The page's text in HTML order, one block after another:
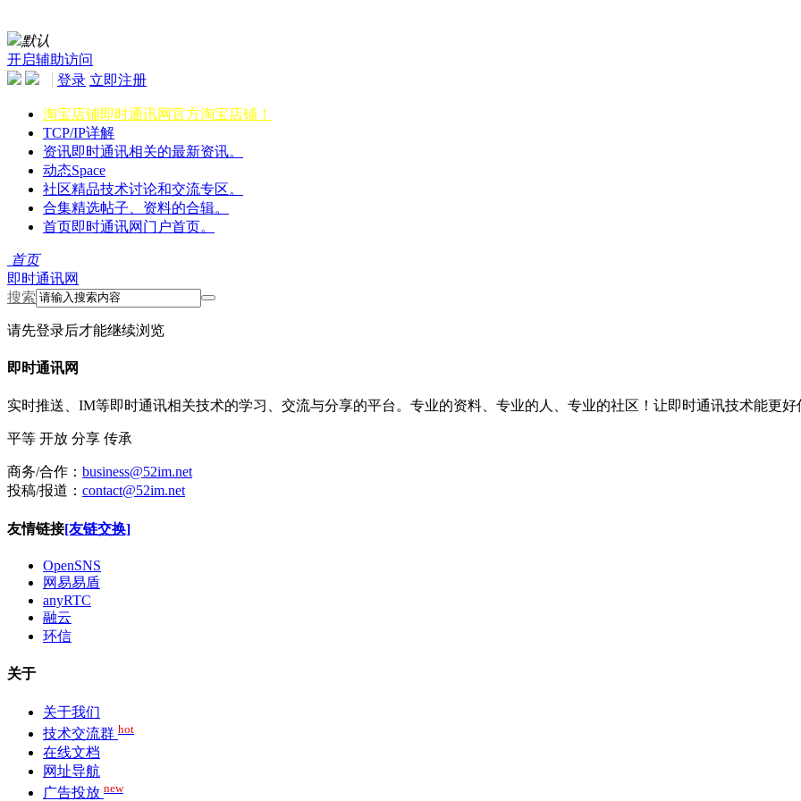
默认
开启辅助访问
登录 立即注册
淘宝店铺即时通讯网官方淘宝店铺！
TCP/IP详解
资讯即时通讯相关的最新资讯。
动态Space
社区精品技术讨论和交流专区。
合集精选帖子、资料的合辑。
首页即时通讯网门户首页。
首页
即时通讯网
搜索
请先登录后才能继续浏览
即时通讯网
实时推送、IM等即时通讯相关技术的学习、交流与分享的平台。专业的资料、专业的人、专业的社区！让即时通讯技术能更好
平等 开放 分享 传承
商务/合作： business@52im.net
投稿/报道： contact@52im.net
友情链接[友链交换]
OpenSNS
网易易盾
anyRTC
融云
环信
关于
关于我们
技术交流群 hot
在线文档
网址导航
广告投放 new